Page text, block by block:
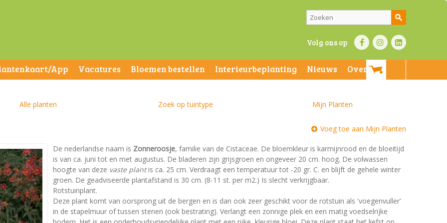
Volg ons op
App Vacatures Bloemen bestellen Interieurbeplanting Nieuws
Over ons
Alle planten Zoek op tuintype Mijn Planten
Voeg toe aan Mijn Planten
De nederlandse naam is Zonneroosje, familie van de Cistaceae. De bloemkleur is karmijnrood en de bloeitijd
is van ca. juni tot en met augustus. De bladeren zijn grijsgroen en ongeveer 20 cm. hoog. De volwassen
hoogte van deze vaste plantis ca. 25 cm. Verdraagt een temperatuur tot -20 gr. C. en blijft de gehele winter
groen. De geadviseerde plantafstand is 30 cm. (8-11 st. per m2.) Is slecht verkrijgbaar.
Rotstuinplant.
Deze plant komt van oorsprong uit de bergen en is dan ook zeer geschikt voor de rotstuin als 'voegenvuller'
in de stapelmuur of tussen stenen (ook bestrating). Verlangt een zonnige plek en een matig voedselrijke